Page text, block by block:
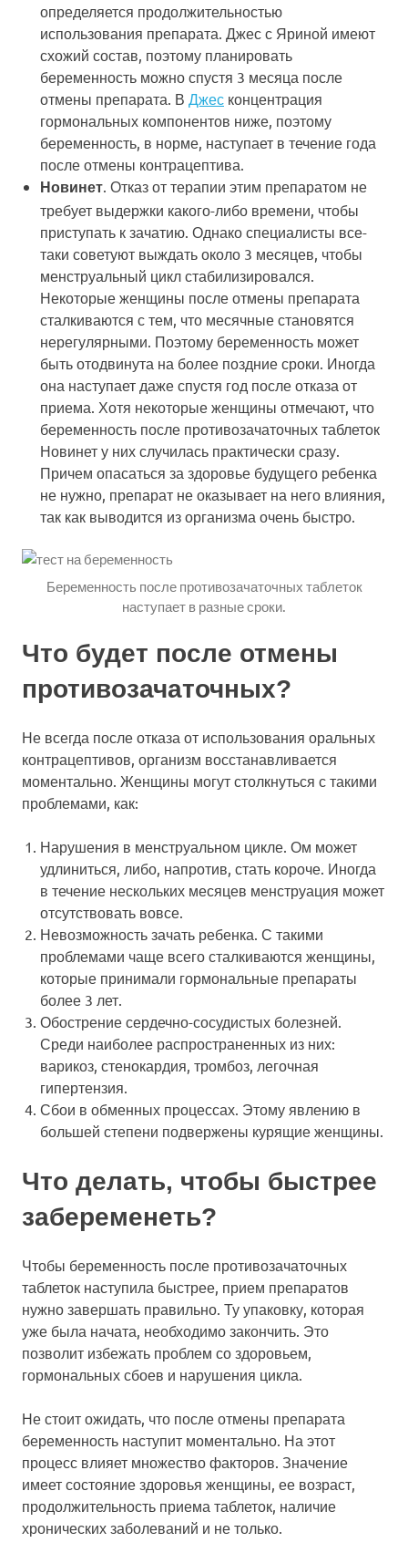
определяется продолжительностью
использования препарата. Джес с Яриной имеют
схожий состав, поэтому планировать
беременность можно спустя 3 месяца после
отмены препарата. В Джес концентрация
гормональных компонентов ниже, поэтому
беременность, в норме, наступает в течение года
после отмены контрацептива.
Новинет. Отказ от терапии этим препаратом не
требует выдержки какого-либо времени, чтобы
приступать к зачатию. Однако специалисты все-
таки советуют выждать около 3 месяцев, чтобы
менструальный цикл стабилизировался.
Некоторые женщины после отмены препарата
сталкиваются с тем, что месячные становятся
нерегулярными. Поэтому беременность может
быть отодвинута на более поздние сроки. Иногда
она наступает даже спустя год после отказа от
приема. Хотя некоторые женщины отмечают, что
беременность после противозачаточных таблеток
Новинет у них случилась практически сразу.
Причем опасаться за здоровье будущего ребенка
не нужно, препарат не оказывает на него влияния,
так как выводится из организма очень быстро.
Беременность после противозачаточных таблеток
наступает в разные сроки.
Что будет после отмены
противозачаточных?
Не всегда после отказа от использования оральных
контрацептивов, организм восстанавливается
моментально. Женщины могут столкнуться с такими
проблемами, как:
Нарушения в менструальном цикле. Ом может
удлиниться, либо, напротив, стать короче. Иногда
в течение нескольких месяцев менструация может
отсутствовать вовсе.
Невозможность зачать ребенка. С такими
проблемами чаще всего сталкиваются женщины,
которые принимали гормональные препараты
более 3 лет.
Обострение сердечно-сосудистых болезней.
Среди наиболее распространенных из них:
варикоз, стенокардия, тромбоз, легочная
гипертензия.
Сбои в обменных процессах. Этому явлению в
большей степени подвержены курящие женщины.
Что делать, чтобы быстрее
забеременеть?
Чтобы беременность после противозачаточных
таблеток наступила быстрее, прием препаратов
нужно завершать правильно. Ту упаковку, которая
уже была начата, необходимо закончить. Это
позволит избежать проблем со здоровьем,
гормональных сбоев и нарушения цикла.
Не стоит ожидать, что после отмены препарата
беременность наступит моментально. На этот
процесс влияет множество факторов. Значение
имеет состояние здоровья женщины, ее возраст,
продолжительность приема таблеток, наличие
хронических заболеваний и не только.